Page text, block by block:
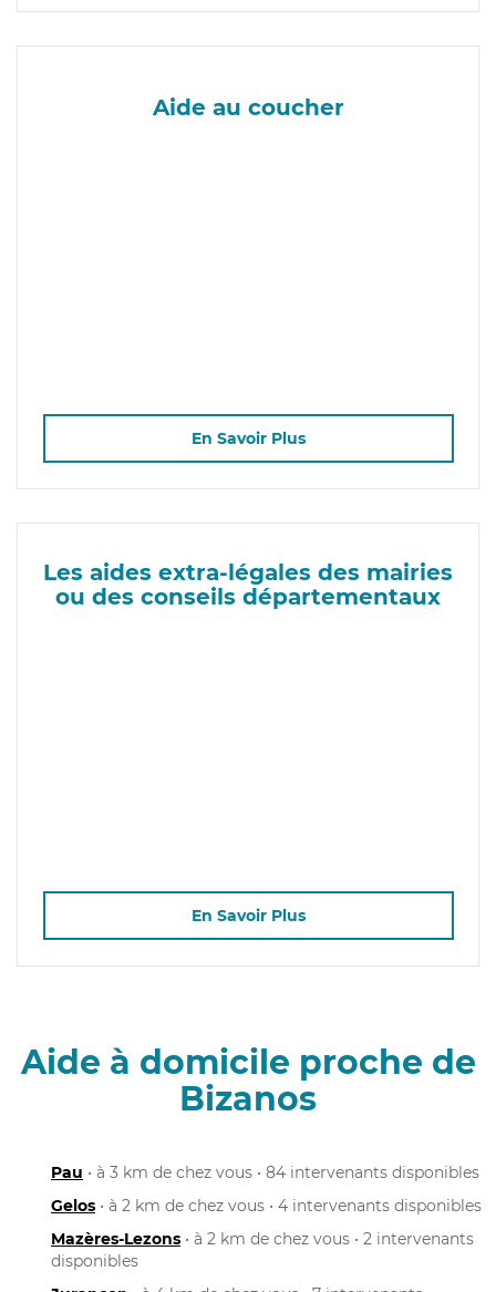
Aide au coucher
En Savoir Plus
Les aides extra-légales des mairies
ou des conseils départementaux
En Savoir Plus
Aide à domicile proche de
Bizanos
Pau • à 3 km de chez vous • 84 intervenants disponibles
Gelos • à 2 km de chez vous • 4 intervenants disponibles
Mazères-Lezons • à 2 km de chez vous • 2 intervenants
disponibles